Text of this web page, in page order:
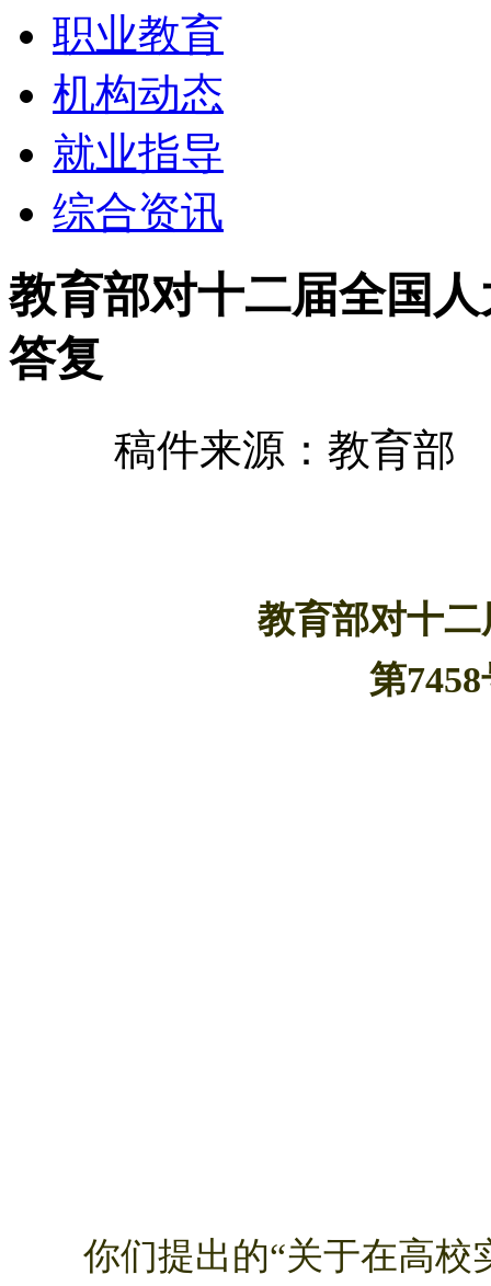
职业教育
机构动态
就业指导
综合资讯
教育部对十二届全国
答复
稿件来源：教育
教育部对十
第
你们提出的“关于在高校实